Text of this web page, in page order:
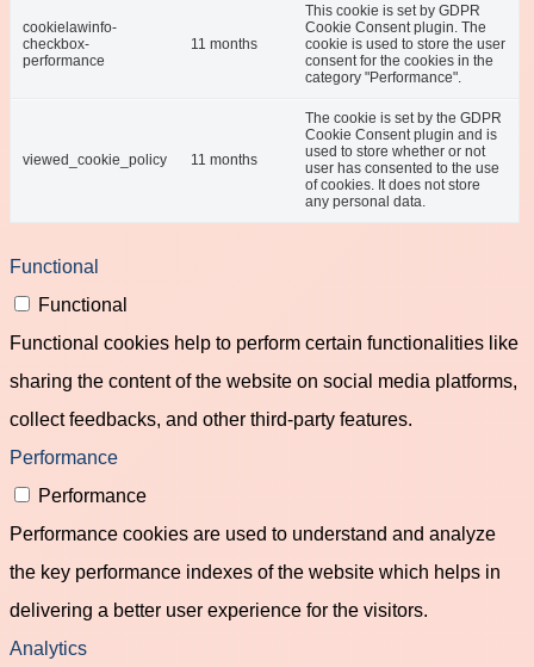
cookielawinfo-
checkbox-
performance
11 months
This cookie is set by GDPR
Cookie Consent plugin. The
cookie is used to store the user
consent for the cookies in the
category "Performance".
viewed_cookie_policy 11 months
The cookie is set by the GDPR
Cookie Consent plugin and is
used to store whether or not
user has consented to the use
of cookies. It does not store
any personal data.
Functional
Functional
Functional cookies help to perform certain functionalities like
sharing the content of the website on social media platforms,
collect feedbacks, and other third-party features.
Performance
Performance
Performance cookies are used to understand and analyze
the key performance indexes of the website which helps in
delivering a better user experience for the visitors.
Analytics